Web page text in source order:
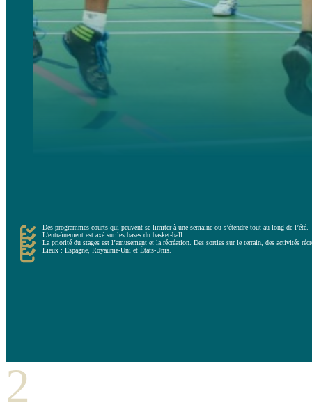
Des programmes courts qui peuvent se limiter à une semaine ou s’étendre tout au long de l’été.
L’entraînement est axé sur les bases du basket-ball.
La priorité du stages est l’amusement et la récréation. Des sorties sur le terrain, des activités
Lieux : Espagne, Royaume-Uni et États-Unis.
2